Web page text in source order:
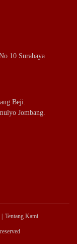
10 Surabaya
Beji.
Jombang.
Tentang Kami